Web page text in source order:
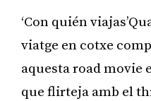
‘Con quién
viatge en cotxe
aquesta road movie
que flirteja amb el